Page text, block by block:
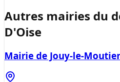
Autres mairies du
D'Oise
Mairie de Jouy-le-Moutier